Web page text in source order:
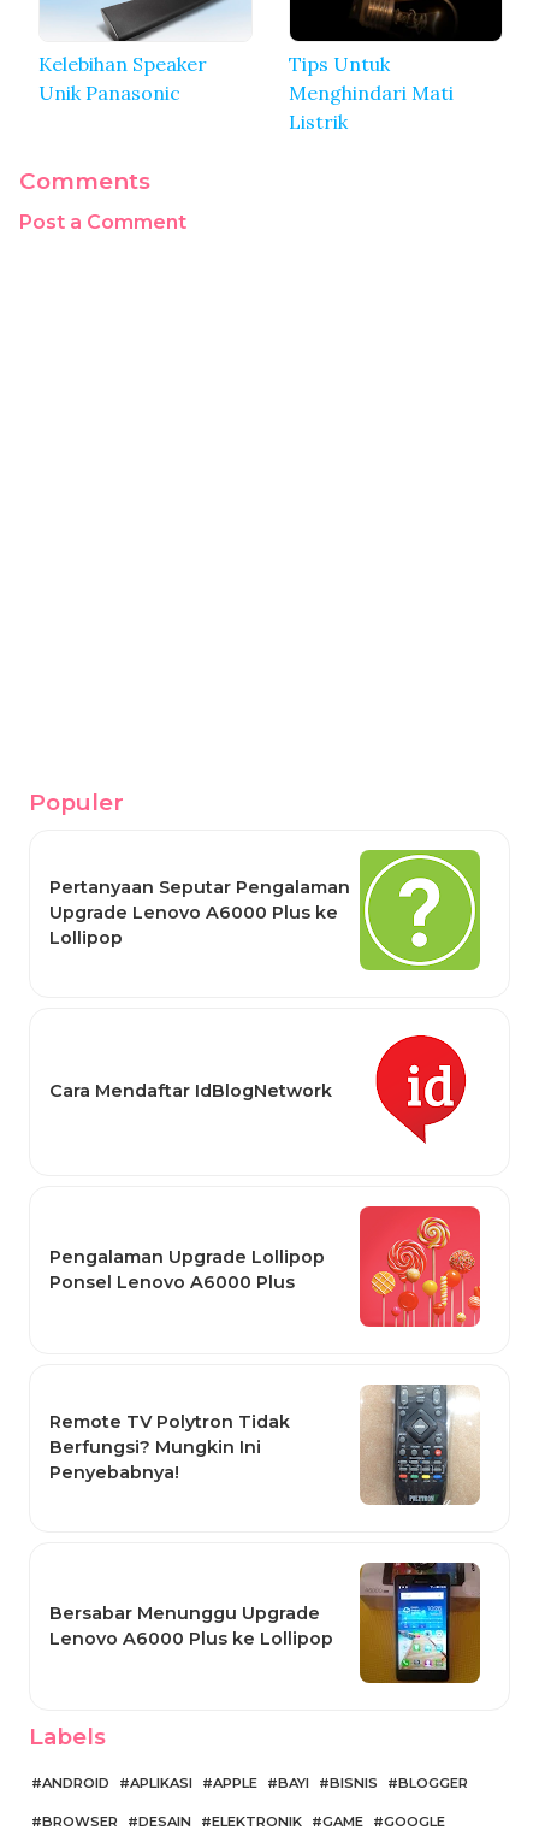
Kelebihan Speaker
Unik Panasonic
Tips Untuk
Menghindari Mati
Listrik
Comments
Post a Comment
Populer
Pertanyaan Seputar Pengalaman
Upgrade Lenovo A6000 Plus ke
Lollipop
Cara Mendaftar IdBlogNetwork
Pengalaman Upgrade Lollipop
Ponsel Lenovo A6000 Plus
Remote TV Polytron Tidak
Berfungsi? Mungkin Ini
Penyebabnya!
Bersabar Menunggu Upgrade
Lenovo A6000 Plus ke Lollipop
Labels
ANDROID APLIKASI APPLE BAYI BISNIS BLOGGER
BROWSER DESAIN ELEKTRONIK GAME GOOGLE